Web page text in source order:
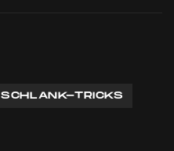
SCHLANK-TRICKS